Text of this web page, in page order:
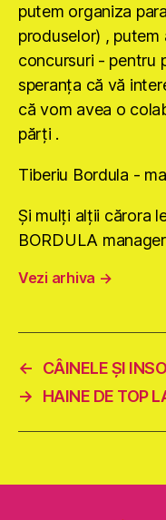
putem organiza
produselor) ,
concursuri - pentru
speranţa că vă
că vom avea o
părţi .
Tiberiu Bordula -
Şi mulţi alţii cărora
BORDULA manager
Vezi arhiva →
←
CÂINELE ŞI
→
HAINE DE TOP